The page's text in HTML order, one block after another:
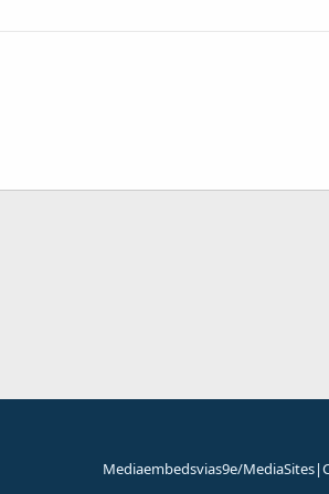
|
Media embeds via s9e/MediaSites